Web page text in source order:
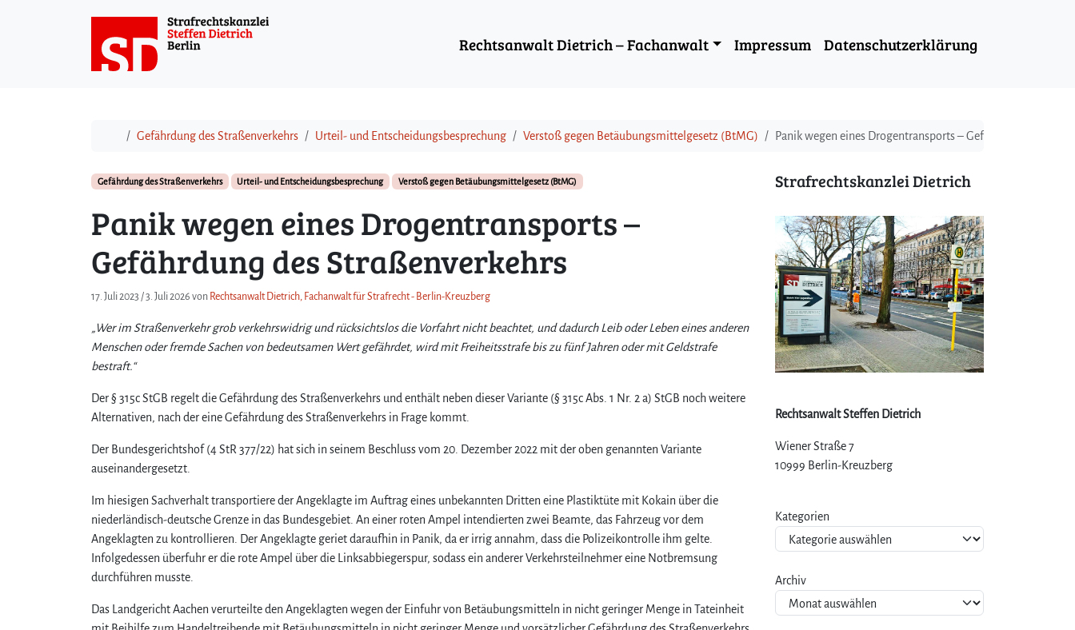
Rechtsanwalt Dietrich – Fachanwalt Impressum Datenschutzerklärung
StartGefährdung des Straßenverkehrs Urteil- und Entscheidungsbesprechung Verstoß gegen Betäubungsmittelgesetz (BtMG) Panik wegen eines Drogentransports – Gefährdung des
Gefährdung des Straßenverkehrs Urteil- und Entscheidungsbesprechung Verstoß gegen Betäubungsmittelgesetz (BtMG)
Panik wegen eines Drogentransports –
Gefährdung des Straßenverkehrs
17. Juli 2023 /3. Juli 2026 von Rechtsanwalt Dietrich, Fachanwalt für Strafrecht - Berlin-Kreuzberg
„Wer im Straßenverkehr grob verkehrswidrig und rücksichtslos die Vorfahrt nicht beachtet, und dadurch Leib oder Leben eines anderen
Menschen oder fremde Sachen von bedeutsamen Wert gefährdet, wird mit Freiheitsstrafe bis zu fünf Jahren oder mit Geldstrafe
bestraft.“
Der § 315c StGB regelt die Gefährdung des Straßenverkehrs und enthält neben dieser Variante (§ 315c Abs. 1 Nr. 2 a) StGB noch weitere
Alternativen, nach der eine Gefährdung des Straßenverkehrs in Frage kommt.
Der Bundesgerichtshof (4 StR 377/22) hat sich in seinem Beschluss vom 20. Dezember 2022 mit der oben genannten Variante
auseinandergesetzt.
Im hiesigen Sachverhalt transportiere der Angeklagte im Auftrag eines unbekannten Dritten eine Plastiktüte mit Kokain über die
niederländisch-deutsche Grenze in das Bundesgebiet. An einer roten Ampel intendierten zwei Beamte, das Fahrzeug vor dem
Angeklagten zu kontrollieren. Der Angeklagte geriet daraufhin in Panik, da er irrig annahm, dass die Polizeikontrolle ihm gelte.
Infolgedessen überfuhr er die rote Ampel über die Linksabbiegerspur, sodass ein anderer Verkehrsteilnehmer eine Notbremsung
durchführen musste.
Das Landgericht Aachen verurteilte den Angeklagten wegen der Einfuhr von Betäubungsmitteln in nicht geringer Menge in Tateinheit
Strafrechtskanzlei Dietrich
Rechtsanwalt Steffen Dietrich
Wiener Straße 7
10999 Berlin-Kreuzberg
Kategorien
Archiv